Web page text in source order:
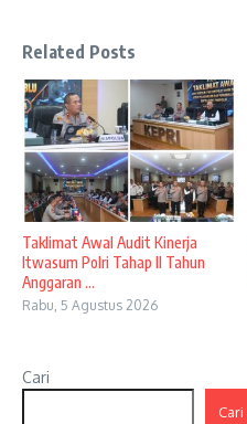
Related Posts
Taklimat Awal Audit Kinerja
Itwasum Polri Tahap II Tahun
Anggaran ...
Rabu, 5 Agustus 2026
Cari
Cari